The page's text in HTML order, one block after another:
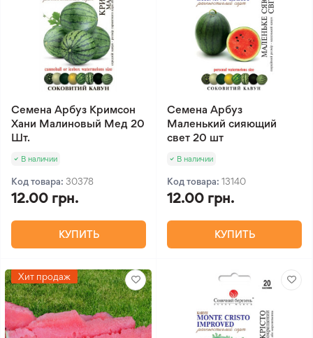
Семена Арбуз Кримсон
Хани Малиновый Мед 20
Шт.
В наличии
Код товара: 30378
12.00 грн.
КУПИТЬ
Семена Арбуз
Маленький сияющий
свет 20 шт
В наличии
Код товара: 13140
12.00 грн.
КУПИТЬ
Хит продаж